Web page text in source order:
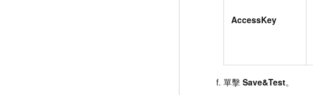
AccessKey
單擊 Save&Test。